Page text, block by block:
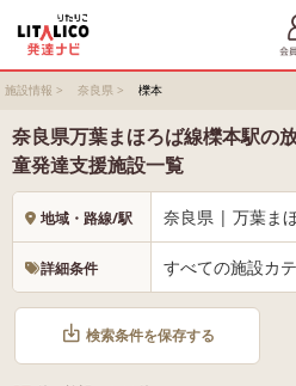
施設情報 > 奈良県 > 櫟本
奈良県万葉まほろば線櫟本駅の
童発達支援施設一覧
地域・路線/駅 奈良県 | 万葉ま
詳細条件 すべての施設カ
検索条件を保存する